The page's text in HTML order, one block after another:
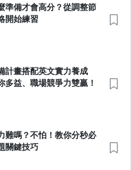
準備才會高分？從調整節
開始練習
計畫搭配英文實力養成
多益、職場競爭力雙贏！
難嗎？不怕！教你分秒必
關鍵技巧